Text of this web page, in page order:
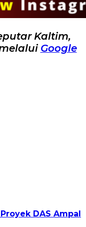
Kaltim,
Google
DAS Ampal